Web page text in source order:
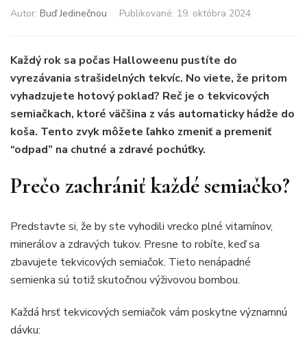
Autor: Buď Jedinečnou Publikované: 19. októbra 2024
Každý rok sa počas Halloweenu pustíte do
vyrezávania strašidelných tekvíc. No viete, že pritom
vyhadzujete hotový poklad? Reč je o tekvicových
semiačkach, ktoré väčšina z vás automaticky hádže do
koša. Tento zvyk môžete ľahko zmeniť a premeniť
“odpad” na chutné a zdravé pochúťky.
Prečo zachrániť každé semiačko?
Predstavte si, že by ste vyhodili vrecko plné vitamínov,
minerálov a zdravých tukov. Presne to robíte, keď sa
zbavujete tekvicových semiačok. Tieto nenápadné
semienka sú totiž skutočnou výživovou bombou.
Každá hrsť tekvicových semiačok vám poskytne významnú
dávku: